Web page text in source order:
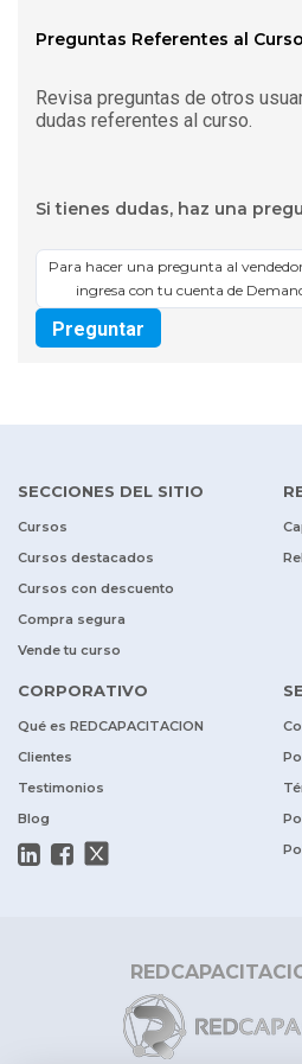
Preguntas Referentes al Curso
Revisa preguntas de otros
dudas referentes al curso.
Si tienes dudas, haz una
Para hacer una pregunta al
ingresa con tu cuenta de
Preguntar
SECCIONES DEL SITIO
Cursos
Cursos destacados
Cursos con descuento
Compra segura
Vende tu curso
CORPORATIVO
Qué es REDCAPACITACION
Clientes
Testimonios
Blog